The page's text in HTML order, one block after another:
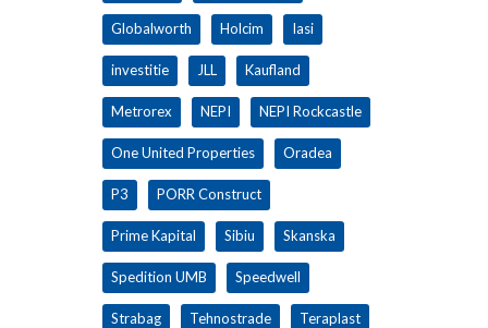
Globalworth Holcim Iasi
investitie JLL Kaufland
Metrorex NEPI NEPI Rockcastle
One United Properties Oradea
P3 PORR Construct
Prime Kapital Sibiu Skanska
Spedition UMB Speedwell
Strabag Tehnostrade Teraplast